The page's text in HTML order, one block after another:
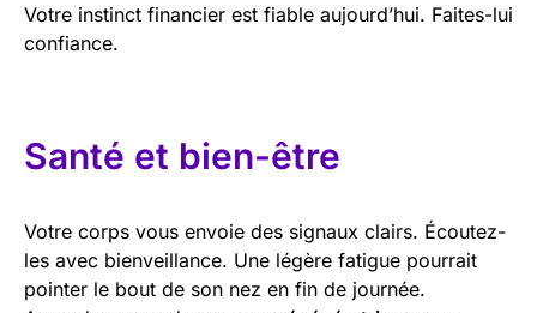
Votre instinct financier est fiable aujourd’hui. Faites-lui
confiance.
Santé et bien-être
Votre corps vous envoie des signaux clairs. Écoutez-
les avec bienveillance. Une légère fatigue pourrait
pointer le bout de son nez en fin de journée.